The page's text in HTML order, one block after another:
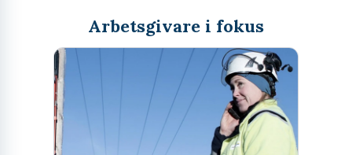
Arbetsgivare i fokus